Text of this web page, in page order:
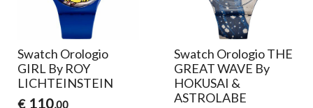
Swatch Orologio
GIRL By ROY
LICHTEINSTEIN
€ 110,00
Swatch Orologio THE
GREAT WAVE By
HOKUSAI &
ASTROLABE